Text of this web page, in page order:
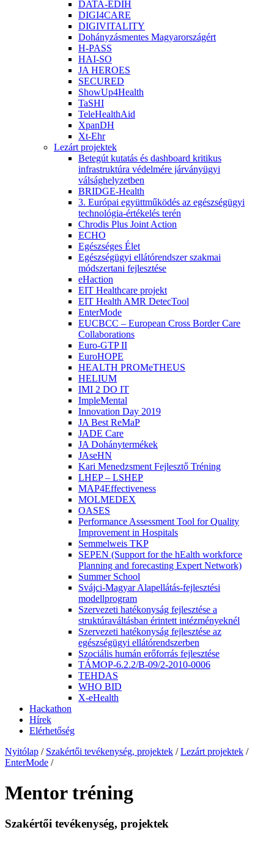
DATA-EDIH
DIGI4CARE
DIGIVITALITY
Dohányzásmentes Magyarországért
H-PASS
HAI-SO
JA HEROES
SECURED
ShowUp4Health
TaSHI
TeleHealthAid
XpanDH
Xt-Ehr
Lezárt projektek
Betegút kutatás és dashboard kritikus
infrastruktúra védelmére járványügyi
válsághelyzetben
BRIDGE-Health
3. Európai együttműködés az egészségügyi
technológia-értékelés terén
Chrodis Plus Joint Action
ECHO
Egészséges Élet
Egészségügyi ellátórendszer szakmai
módszertani fejlesztése
eHaction
EIT Healthcare projekt
EIT Health AMR DetecTool
EnterMode
EUCBCC – European Cross Border Care
Collaborations
Euro-GTP II
EuroHOPE
HEALTH PROMeTHEUS
HELIUM
IMI 2 DO IT
ImpleMental
Innovation Day 2019
JA Best ReMaP
JADE Care
JA Dohánytermékek
JAseHN
Kari Menedzsment Fejlesztő Tréning
LHEP – LSHEP
MAP4Effectiveness
MOLMEDEX
OASES
Performance Assessment Tool for Quality
Improvement in Hospitals
Semmelweis TKP
SEPEN (Support for the hEalth workforce
Planning and forecasting Expert Network)
Summer School
Svájci-Magyar Alapellátás-fejlesztési
modellprogram
Szervezeti hatékonyság fejlesztése a
struktúraváltásban érintett intézményeknél
Szervezeti hatékonyság fejlesztése az
egészségügyi ellátórendszerben
Szociális humán erőforrás fejlesztése
TÁMOP-6.2.2/B-09/2-2010-0006
TEHDAS
WHO BID
X-eHealth
Hackathon
Hírek
Elérhetőség
Nyitólap / Szakértői tevékenység, projektek / Lezárt projektek /
EnterMode /
Mentor tréning
Szakértői tevékenység, projektek